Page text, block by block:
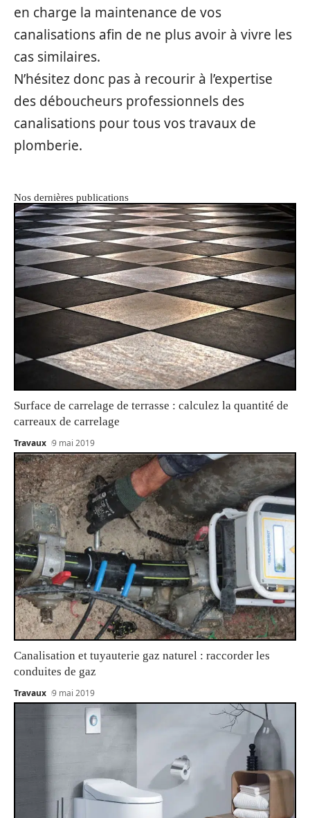
en charge la maintenance de vos
canalisations afin de ne plus avoir à vivre les
cas similaires.
N’hésitez donc pas à recourir à l’expertise
des déboucheurs professionnels des
canalisations pour tous vos travaux de
plomberie.
Nos dernières publications
Surface de carrelage de terrasse : calculez la quantité de
carreaux de carrelage
Travaux 9 mai 2019
Canalisation et tuyauterie gaz naturel : raccorder les
conduites de gaz
Travaux 9 mai 2019